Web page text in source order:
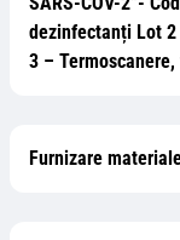
dezinfectanți Lot
3 –
Furnizare